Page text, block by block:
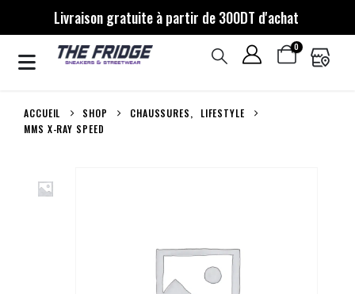
Livraison gratuite à partir de 300DT d'achat
0
ACCUEIL SHOP CHAUSSURES,
LIFESTYLE
MMS X-RAY SPEED